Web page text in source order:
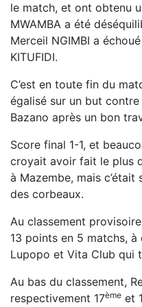
le match, et ont obtenu
MWAMBA a été
Merceil NGIMBI a
KITUFIDI.
C’est en toute fin du
égalisé sur un but
Bazano après un bon
Score final 1-1, et
croyait avoir fait le plus
à Mazembe, mais c’était
des corbeaux.
Au classement
13 points en 5 matchs,
Lupopo et Vita Club qui
Au bas du classement,
respectivement 17ème et